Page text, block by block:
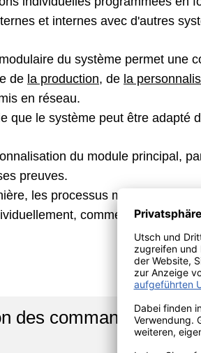
et internes avec d'autres
du système permet une
de la production, de la
en réseau.
que le système peut être adapté
du module principal,
preuves.
les processus machines, les
comme l'exige la
des commandes